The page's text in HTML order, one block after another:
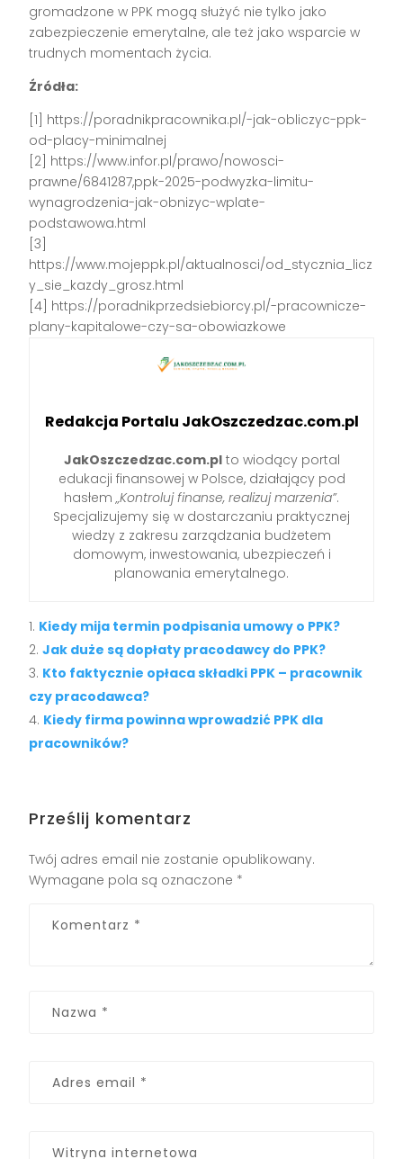
gromadzone w PPK mogą służyć nie tylko jako
zabezpieczenie emerytalne, ale też jako wsparcie w
trudnych momentach życia.
Źródła:
[1] https://poradnikpracownika.pl/-jak-obliczyc-ppk-
od-placy-minimalnej
[2] https://www.infor.pl/prawo/nowosci-
prawne/6841287,ppk-2025-podwyzka-limitu-
wynagrodzenia-jak-obnizyc-wplate-
podstawowa.html
[3]
https://www.mojeppk.pl/aktualnosci/od_stycznia_licz
y_sie_kazdy_grosz.html
[4] https://poradnikprzedsiebiorcy.pl/-pracownicze-
plany-kapitalowe-czy-sa-obowiazkowe
Redakcja Portalu JakOszczedzac.com.pl
JakOszczedzac.com.plto wiodący portal
edukacji finansowej w Polsce, działający pod
hasłem „Kontroluj finanse, realizuj marzenia”.
Specjalizujemy się w dostarczaniu praktycznej
wiedzy z zakresu zarządzania budżetem
domowym, inwestowania, ubezpieczeń i
planowania emerytalnego.
Kiedy mija termin podpisania umowy o PPK?
Jak duże są dopłaty pracodawcy do PPK?
Kto faktycznie opłaca składki PPK – pracownik
czy pracodawca?
Kiedy firma powinna wprowadzić PPK dla
pracowników?
Prześlij komentarz
Twój adres email nie zostanie opublikowany.
Wymagane pola są oznaczone *